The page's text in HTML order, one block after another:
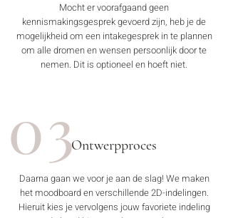
Mocht er voorafgaand geen
kennismakingsgesprek gevoerd zijn, heb je de
mogelijkheid om een intakegesprek in te plannen
om alle dromen en wensen persoonlijk door te
nemen. Dit is optioneel en hoeft niet.
03Ontwerpproces
Daarna gaan we voor je aan de slag! We maken
het moodboard en verschillende 2D-indelingen.
Hieruit kies je vervolgens jouw favoriete indeling